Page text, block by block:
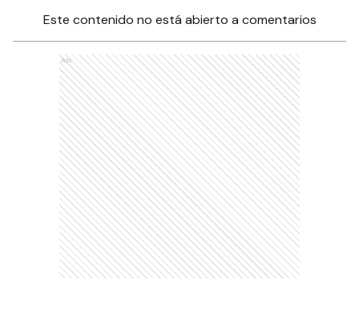
Este contenido no está abierto a comentarios
Ads